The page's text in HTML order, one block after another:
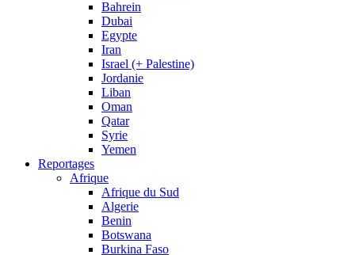
Bahrein
Dubai
Egypte
Iran
Israel (+ Palestine)
Jordanie
Liban
Oman
Qatar
Syrie
Yemen
Reportages
Afrique
Afrique du Sud
Algerie
Benin
Botswana
Burkina Faso